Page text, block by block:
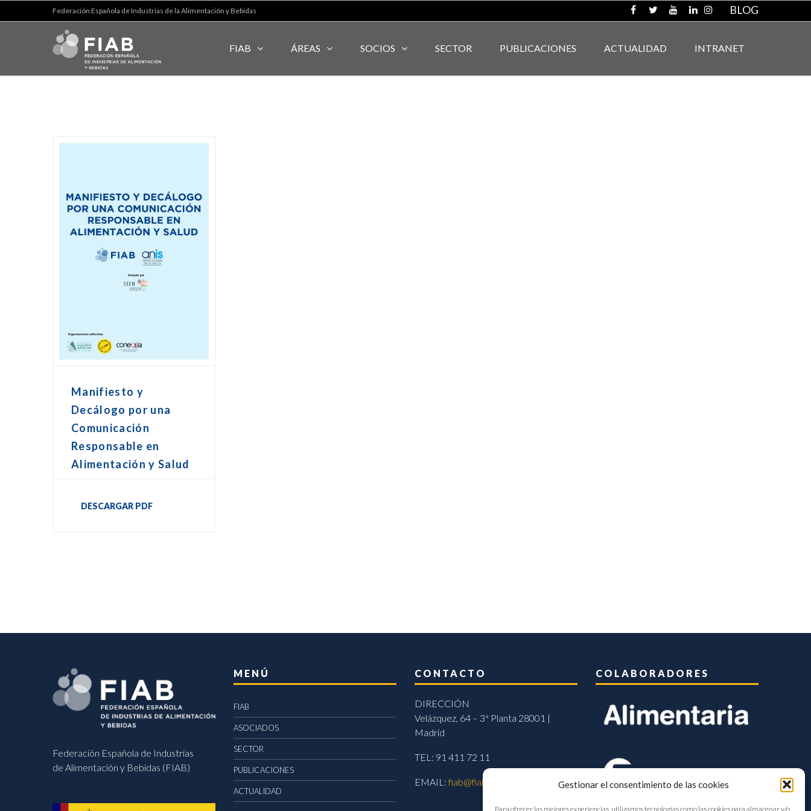
Gestionar el consentimiento de las cookies
Para ofrecer las mejores experiencias, utilizamos tecnologías como las cookies para almacenar y/o
Federación Española de Industrias de la Alimentación y Bebidas BLOG
FIAB ÁREAS SOCIOS SECTOR PUBLICACIONES ACTUALIDAD INTRANET
Manifiesto y
Decálogo por una
Comunicación
Responsable en
Alimentación y Salud
DESCARGAR PDF
Federación Española de Industrias
de Alimentación y Bebidas (FIAB)
MENÚ
FIAB
ASOCIADOS
SECTOR
PUBLICACIONES
ACTUALIDAD
CONTACTO
DIRECCIÓN
Velázquez, 64 – 3ª Planta 28001 |
Madrid
TEL: 91 411 72 11
EMAIL:fiab@fiab.es
COLABORADORES